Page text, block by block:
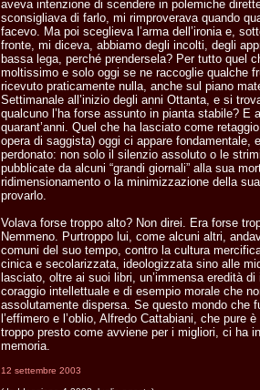
aveva intenzione di scendere in polemiche
sconsigliava di farlo, mi rimproverava quando
facevo. Ma poi sceglieva l’arma dell’ironia e,
fronte, mi diceva, abbiamo degli incolti, degli
bassa lega, perché prendersela? Per tutto quel
moltissimo e solo oggi se ne raccoglie qualche
ricevuto praticamente nulla, anche sul piano
Settimanale all’inizio degli anni Ottanta, e si
qualcuno l’ha forse assunto in pianta stabile? E
quarant’anni. Quel che ha lasciato come
opera di saggista) oggi ci appare fondamentale,
perdonato: non solo il silenzio assoluto o le
pubblicate da alcuni “grandi giornali” alla sua
ridimensionamento o la minimizzazione della
provarlo.
Volava forse troppo alto? Non direi. Era forse
Nemmeno. Purtroppo lui, come alcuni altri,
comuni del suo tempo, contro la cultura
cinica e secolarizzata, ideologizzata sino alle
lasciato, oltre ai suoi libri, un’immensa eredità
coraggio intellettuale e di esempio morale che
assolutamente dispersa. Se questo mondo che
l’effimero e l’oblio, Alfredo Cattabiani, che pure
troppo presto come avviene per i migliori, ci ha
memoria.
12 settembre 2003